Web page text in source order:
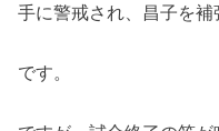
手に警戒され、昌子を補
です。